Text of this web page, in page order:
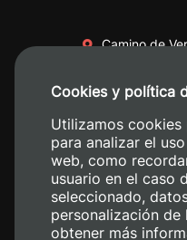
Camino de
+34
Cookies y política
Utilizamos
para analizar el
web, como
usuario en el caso
seleccionado,
personalización de
obtener más